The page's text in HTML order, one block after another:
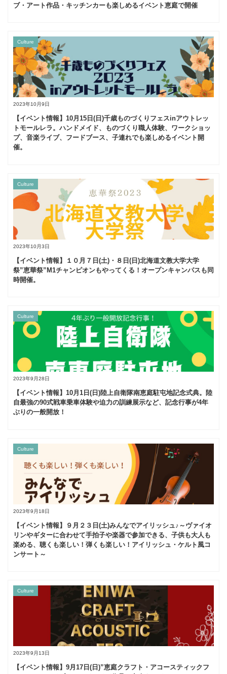
ブ・アート作品・キッチンカーも楽しめるイベント恵庭で開催
2023年10月9日
Culture
【イベント情報】10月15日(日)千歳ものづくりフェスinアウトレッ
トモールレラ。ハンドメイド、ものづくり職人体験、ワークショッ
プ、音楽ライブ、フードブース、子連れでも楽しめるイベント開
催。
2023年10月3日
Culture
【イベント情報】１０月７日(土)・８日(日)北海道文教大学大学
祭”恵華祭”M1チャンピオンもやってくる！オープンキャンパスも同
時開催。
2023年9月28日
Culture
【イベント情報】10月1日(日)陸上自衛隊南恵庭駐屯地記念式典。陸
自最強の90式戦車乗車体験や迫力の訓練展示など、記念行事が4年
ぶりの一般開放！
2023年9月18日
Culture
【イベント情報】９月２３日(土)みんなでアイリッシュ♪～ヴァイオ
リンやギターに合わせて手拍子や楽器で参加できる、子供も大人も
楽める、聴くも楽しい！弾くも楽しい！アイリッシュ・ケルト風コ
ンサート～
2023年9月13日
Culture
【イベント情報】9月17日(日)”恵庭クラフト・アコースティックフ